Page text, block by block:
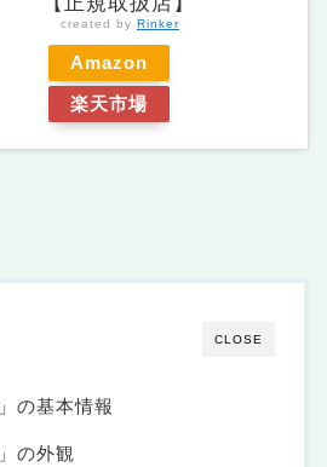
created by Rinker
Amazon
楽天市場
CLOSE
の基本情報
の外観